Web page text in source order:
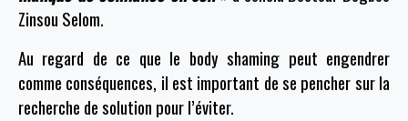
Zinsou Selom.
Au regard de ce que le body shaming peut engendrer
comme conséquences, il est important de se pencher sur la
recherche de solution pour l’éviter.